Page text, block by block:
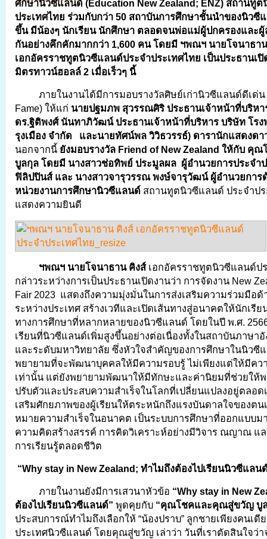
ศึกษานิวซีแลนด์ (Education New Zealand; ENZ) สถานทู
ประเทศไทย ร่วมกับกว่า 50 สถาบันการศึกษาชั้นนำของนิวซี
ขึ้น มีน้องๆ นักเรียน นักศึกษา ตลอดจนพ่อแม่ผู้ปกครองและผู้
กันอย่างคึกคักมากกว่า 1,600 คน โดยมี ฯพณฯ นายโจนาธา
เอกอัครราชทูตนิวซีแลนด์ประจำประเทศไทย เป็นประธานเ
มิตรทาวน์ฮอลล์ 2 เมื่อเร็วๆ นี้
ภายในงานได้มีการมอบรางวัลศิษย์เก่านิวซีแลนด์ดีเด่น
Fame) ให้แก่ นายปฐมภพ สุวรรณศิริ ประธานเจ้าหน้าที่บริห
ดร.ฐิติพงศ์ นันทาภิวัฒน์ ประธานเจ้าหน้าที่บริหาร บริษัท โรง
รุงเมือง จํากัด และนายทัศน์พล วิวิธวรรธ์) ดารานักแสดงดา
นอกจากนี้ ยังมอบรางวัล Friend of New Zealand ให้กับ คุ
บูลกุล โดยมี นางสาวช่อทิพย์ ประมูลผล ผู้อำนวยการประจำ
ฟิลิปปินส์ และ นางสาวจารุวรรณ พงษ์จารุวัฒน์ ผู้อำนวยการ
หน่วยงานการศึกษานิวซีแลนด์ สถานทูตนิวซีแลนด์ ประจำปร
แสดงความยินดี
ฯพณฯ นายโจนาธาน คิงส์เอกอัครราชทูตนิวซีแลนด์ป
กล่าวระหว่างการเป็นประธานเปิดงานว่า การจัดงาน New
Fair 2023 แสดงถึงความมุ่งมั่นในการส่งเสริมความร่วมมือด้
ระหว่างประเทศ สร้างเวทีและเปิดเส้นทางสู่อนาคตให้นักเรี
ทางการศึกษาที่หลากหลายของนิวซีแลนด์ โดยในปี พ.ศ.
เรียนที่นิวซีแลนด์เพิ่มสูงขึ้นอย่างต่อเนื่องทั้งในสถาบันภาษาอั
และระดับมหาวิทยาลัย ซึ่งหัวใจสำคัญของการศึกษาในนิวซี
พยายามที่จะพัฒนาบุคคลให้มีความรอบรู้ ไม่เพียงแต่ให้มีคว
เท่านั้น แต่ยังพยายามพัฒนาให้มีทักษะและค่านิยมที่ช่วยให้พ
ปรับตัวและประสบความสำเร็จในโลกที่เปลี่ยนแปลงอยู่ตลอด
เสริมศักยภาพของผู้เรียนให้ตระหนักถึงแรงบันดาลใจของตน
หมายความสำเร็จในอนาคต เป็นระบบการศึกษาที่ออกแบบม
ความคิดสร้างสรรค์ การคิดวิเคราะห์อย่างมีวิจาร ณญาณ แ
การเรียนรู้ตลอดชีวิต
“Why stay in New Zealand; ทำไมถึงต้องไปเรียนนิวซีแลน
ภายในงานยังมีการเสวนาหัวข้อ “Why stay in New
ต้องไปเรียนนิวซีแลนด์” พูดคุยกับ “คุณโชคและคุณสู่ขวัญ บู
ประสบการณ์ทำไมถึงเลือกให้ “น้องปราบ” ลูกชายเพียงคนเดี
ประเทศนิวซีแลนด์ โดยคุณสู่ขวัญ เล่าว่า วันที่เราตัดสินใจว่า